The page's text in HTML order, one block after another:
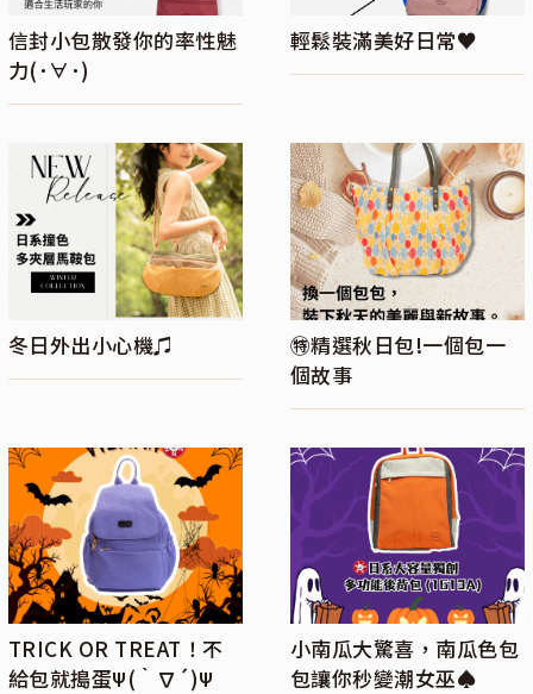
信封小包散發你的率性魅
力(･∀･)
輕鬆裝滿美好日常♥
冬日外出小心機♫
㊕精選秋日包!一個包一
個故事
TRICK OR TREAT！不
給包就搗蛋Ψ(｀∇´)Ψ
小南瓜大驚喜，南瓜色包
包讓你秒變潮女巫♠